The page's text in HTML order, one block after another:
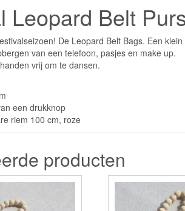
Leopard Belt
De Leopard Belt Bags. Een
van een telefoon, pasjes en make up.
vrij om te dansen.
een drukknop
riem 100 cm, roze
producten